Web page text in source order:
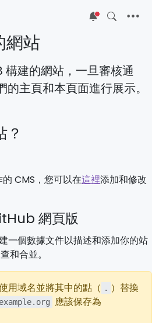
5
網站
構建的網站，一旦審核通
主頁和本頁面進行展示。
？
CMS，您可以在這裡添加和修改
網頁版
一個數據文件以描述和添加你的站
和合並。
用域名並將其中的點（ . ）替換
example.org 應該保存為